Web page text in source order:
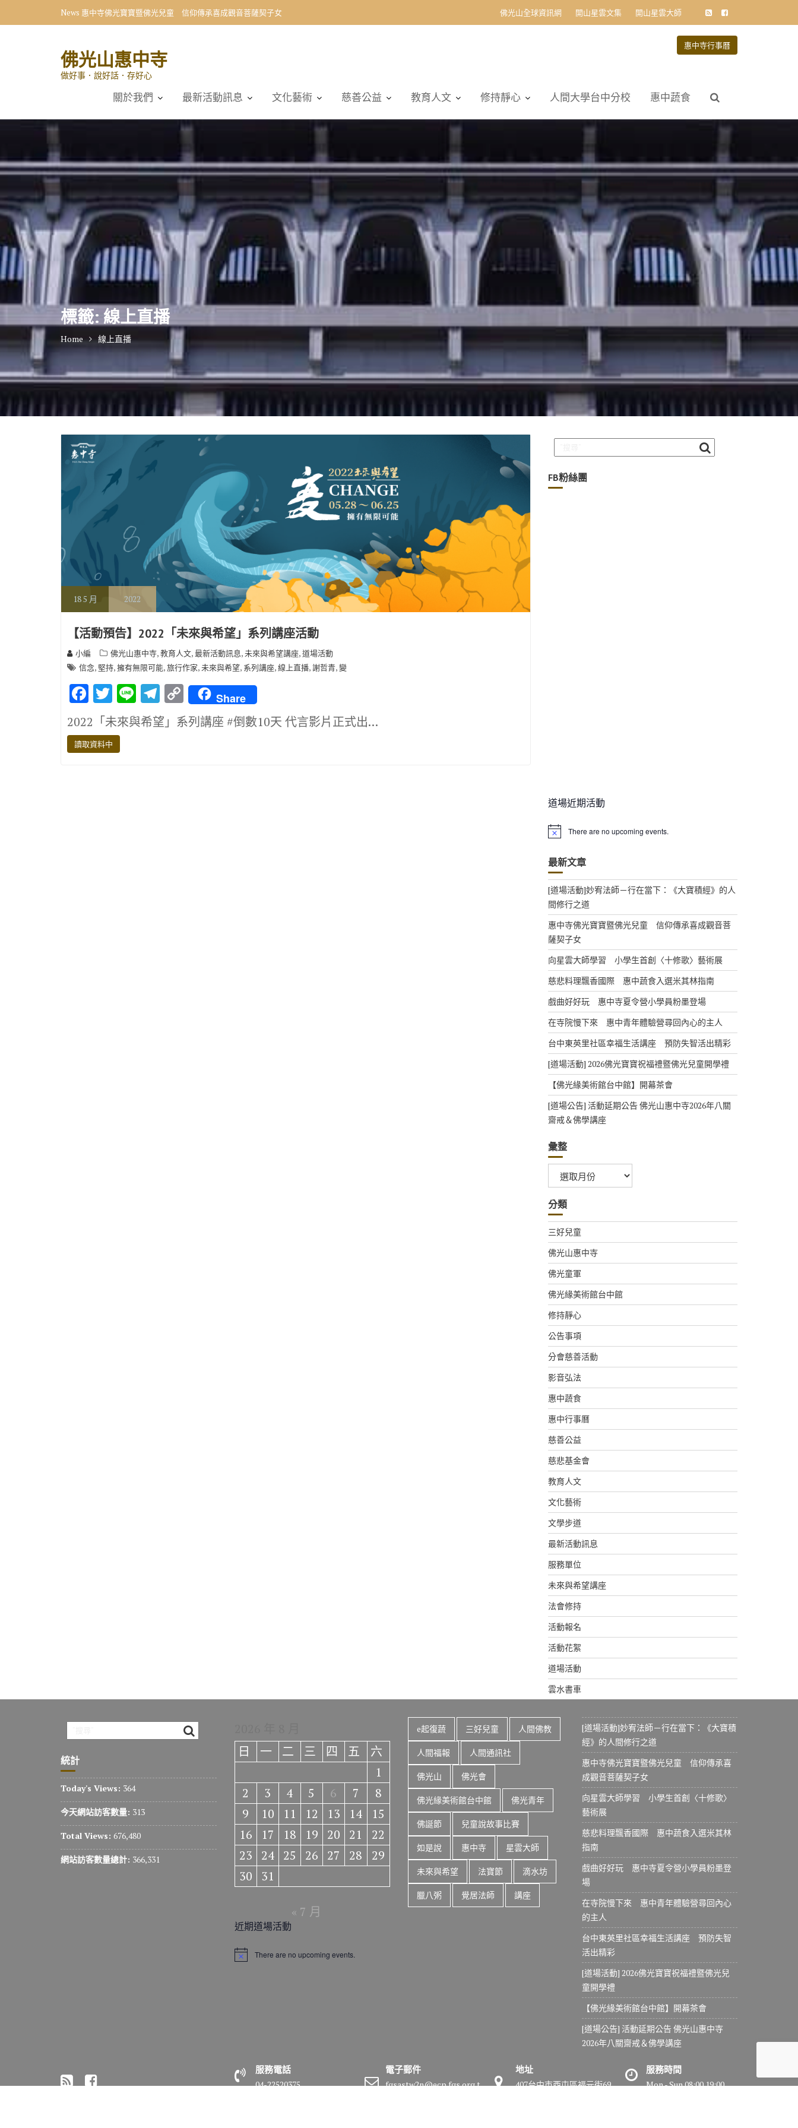
News 惠中寺佛光寶寶暨佛光兒童 信仰傳承喜成觀音菩薩契子女 佛光山全球資訊網 開山星雲文集 開山星雲大師
佛光山惠中寺
做好事．說好話．存好心
惠中寺行事曆
關於我們 最新活動訊息 文化藝術 慈善公益 教育人文 修持靜心 人間大學台中分校 惠中蔬食
標籤: 線上直播
Home 線上直播
185 月 2022
【活動預告】2022「未來與希望」系列講座活動
小編 佛光山惠中寺,教育人文,最新活動訊息,未來與希望講座,道場活動
信念, 堅持,擁有無限可能,旅行作家,未來與希望, 系列講座,線上直播,謝哲青,變
F
ac
e
b
T
w
it
te
Li
n
e
T
el
e
C
o
p
Share
2022「未來與希望」系列講座 #倒數10天 代言影片正式出…
讀取資料中
FB粉絲團
道場近期活動
N
i
c
e
There are no upcoming events.
最新文章
[道場活動]妙宥法師－行在當下：《大寶積經》的人
間修行之道
惠中寺佛光寶寶暨佛光兒童 信仰傳承喜成觀音菩
薩契子女
向星雲大師學習 小學生首創〈十修歌〉藝術展
慈悲料理飄香國際 惠中蔬食入選米其林指南
戲曲好好玩 惠中寺夏令營小學員粉墨登場
在寺院慢下來 惠中青年體驗營尋回內心的主人
台中東英里社區幸福生活講座 預防失智活出精彩
[道場活動] 2026佛光寶寶祝福禮暨佛光兒童開學禮
【佛光緣美術館台中館】開幕茶會
[道場公告] 活動延期公告 佛光山惠中寺2026年八關
齋戒＆佛學講座
彙整
整
分類
三好兒童
佛光山惠中寺
佛光童軍
佛光緣美術館台中館
修持靜心
公告事項
分會慈善活動
影音弘法
惠中蔬食
惠中行事曆
慈善公益
慈悲基金會
教育人文
文化藝術
文學步道
最新活動訊息
服務單位
未來與希望講座
法會修持
活動報名
活動花絮
道場活動
雲水書車
統計
Today's Views: 364
今天網站訪客數量: 313
Total Views: 676,480
網站訪客數量總計: 366,331
日
一 二 三 四 五
六
1
2
3 4 5 6 7
8
9
10 11 12 13 14
15
16
17 18 19 20 21
22
23
24 25 26 27 28
29
30
31
« 7 月
近期道場活動
N
There are no upcoming events.
e起復蔬 三好兒童 人間佛教
人間福報 人間通訊社
佛光山 佛光會
佛光緣美術館台中館 佛光青年
佛誕節 兒童說故事比賽
如是說 惠中寺 星雲大師
未來與希望 法寶節 滴水坊
臘八粥 覺居法師 講座
[道場活動]妙宥法師－行在當下：《大寶積
經》的人間修行之道
惠中寺佛光寶寶暨佛光兒童 信仰傳承喜
成觀音菩薩契子女
向星雲大師學習 小學生首創〈十修歌〉
藝術展
慈悲料理飄香國際 惠中蔬食入選米其林
指南
戲曲好好玩 惠中寺夏令營小學員粉墨登
場
在寺院慢下來 惠中青年體驗營尋回內心
的主人
台中東英里社區幸福生活講座 預防失智
活出精彩
[道場活動] 2026佛光寶寶祝福禮暨佛光兒
童開學禮
【佛光緣美術館台中館】開幕茶會
[道場公告] 活動延期公告 佛光山惠中寺
2026年八關齋戒＆佛學講座
服務電話
04-22520375
電子郵件
fgsastw2n@ecp.fgs.org.t
地址
407台中市西屯區福元街69
服務時間
Mon - Sun 08:00 19:00